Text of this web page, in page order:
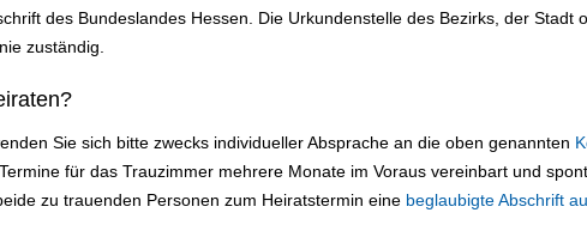
des Bundeslandes Hessen. Die Urkundenstelle des Bezirks, der Stadt
zuständig.
Sie sich bitte zwecks individueller Absprache an die oben genannten
für das Trauzimmer mehrere Monate im Voraus vereinbart und
zu trauenden Personen zum Heiratstermin eine beglaubigte Abschrift